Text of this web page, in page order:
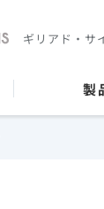
ギリアド・サ
製